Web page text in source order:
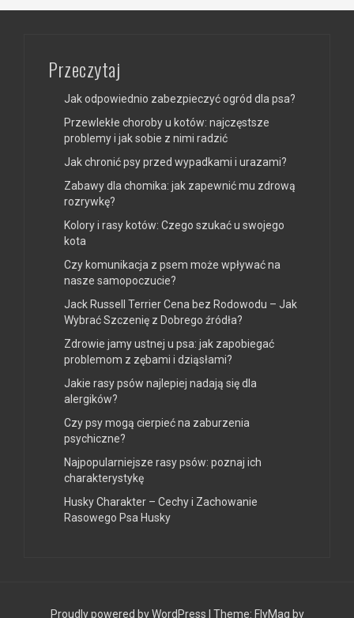
Przeczytaj
Jak odpowiednio zabezpieczyć ogród dla psa?
Przewlekłe choroby u kotów: najczęstsze
problemy i jak sobie z nimi radzić
Jak chronić psy przed wypadkami i urazami?
Zabawy dla chomika: jak zapewnić mu zdrową
rozrywkę?
Kolory i rasy kotów: Czego szukać u swojego
kota
Czy komunikacja z psem może wpływać na
nasze samopoczucie?
Jack Russell Terrier Cena bez Rodowodu – Jak
Wybrać Szczenię z Dobrego źródła?
Zdrowie jamy ustnej u psa: jak zapobiegać
problemom z zębami i dziąsłami?
Jakie rasy psów najlepiej nadają się dla
alergików?
Czy psy mogą cierpieć na zaburzenia
psychiczne?
Najpopularniejsze rasy psów: poznaj ich
charakterystykę
Husky Charakter – Cechy i Zachowanie
Rasowego Psa Husky
Proudly powered by WordPress Theme: FlyMag by